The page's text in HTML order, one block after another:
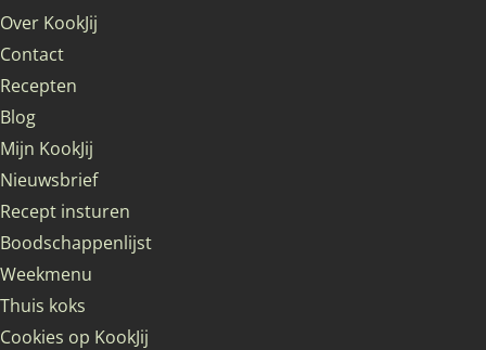
Over KookJij
Contact
Recepten
Blog
Mijn KookJij
Nieuwsbrief
Recept insturen
Boodschappenlijst
Weekmenu
Thuis koks
Cookies op KookJij